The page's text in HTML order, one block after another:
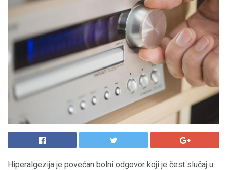
Hiperalgezija je povećan bolni odgovor koji je čest slučaj u